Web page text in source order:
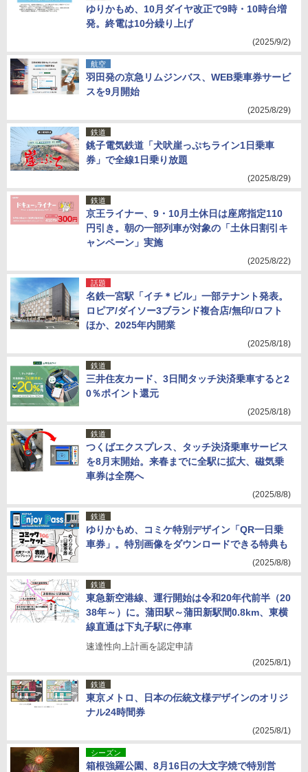
ゆりかもめ、10月ダイヤ改正で9時・10時台増
発。終電は10分繰り上げ
(2025/9/2)
航空
羽田発の京急リムジンバス、WEB乗車券サービ
スを9月開始
(2025/8/29)
鉄道
銚子電気鉄道「犬吠崖っぷちライン1日乗車
券」で全線1日乗り放題
(2025/8/29)
鉄道
京王ライナー、9・10月土休日は座席指定110
円引き。朝の一部列車が対象の「土休日割引キ
ャンペーン」実施
(2025/8/22)
話題
名鉄一宮駅「イチ＊ビル」一部テナント発表。
ロピア/ダイソー3ブランド複合店/無印/ロフト
ほか、2025年内開業
(2025/8/18)
鉄道
三井住友カード、3日間タッチ決済乗車すると2
0％ポイント還元
(2025/8/18)
鉄道
つくばエクスプレス、タッチ決済乗車サービス
を8月末開始。来春までに全駅に拡大、磁気乗
車券は全廃へ
(2025/8/8)
鉄道
ゆりかもめ、コミケ特別デザイン「QR一日乗
車券」。特別画像をダウンロードできる特典も
(2025/8/8)
鉄道
東急新空港線、運行開始は令和20年代前半（20
38年～）に。蒲田駅～蒲田新駅間0.8km、東横
線直通は下丸子駅に停車
速達性向上計画を認定申請
(2025/8/1)
鉄道
東京メトロ、日本の伝統文様デザインのオリジ
ナル24時間券
(2025/8/1)
シーズン
箱根強羅公園、8月16日の大文字焼で特別営